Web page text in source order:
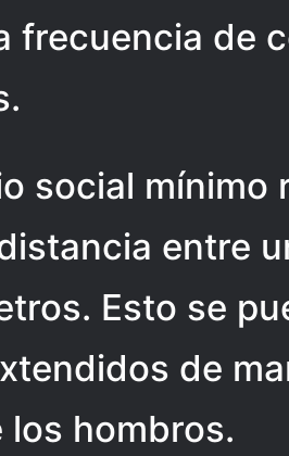
frecuencia de
social mínimo
entre
Esto se
de
los hombros.